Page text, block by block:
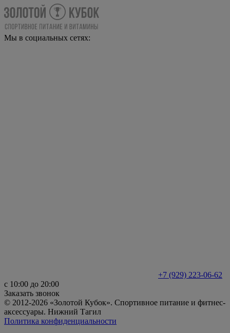
Мы в социальных сетях:
+7 (929) 223-06-62
с 10:00 до 20:00
Заказать звонок
© 2012-2026 «Золотой Кубок». Спортивное питание и фитнес-
аксессуары. Нижний Тагил
Политика конфиденциальности